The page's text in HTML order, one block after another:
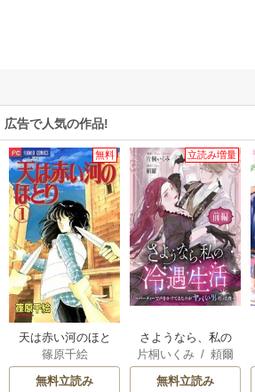
広告で人気の作品!
無料
天は赤い河のほと
り
篠原千絵
無料立読み
立読み増量
さようなら、私の
冷遇生活 ～パーテ
ィーで声をかけて
片桐いくみ / 頼爾
無料立読み